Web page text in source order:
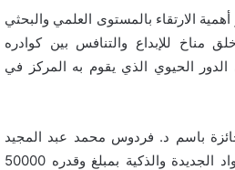
أهمية الارتقاء بالمستوى العلمي والبحثي
مناخ للإبداع والتنافس بين كوادره
الدور الحيوي الذي يقوم به المركز في
باسم د. فردوس محمد عبد المجيد
مبارك، وذلك فى مجال المواد الجديدة والذكية بمبلغ وقدره 50000